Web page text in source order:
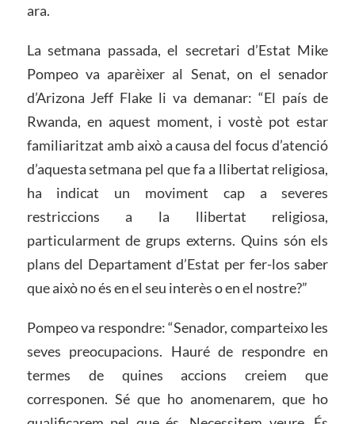
ara.
La setmana passada, el secretari d’Estat Mike
Pompeo va aparèixer al Senat, on el senador
d’Arizona Jeff Flake li va demanar: “El país de
Rwanda, en aquest moment, i vostè pot estar
familiaritzat amb això a causa del focus d’atenció
d’aquesta setmana pel que fa a llibertat religiosa,
ha indicat un moviment cap a severes
restriccions a la llibertat religiosa,
particularment de grups externs. Quins són els
plans del Departament d’Estat per fer-los saber
que això no és en el seu interès o en el nostre?”
Pompeo va respondre: “Senador, comparteixo les
seves preocupacions. Hauré de respondre en
termes de quines accions creiem que
corresponen. Sé que ho anomenarem, que ho